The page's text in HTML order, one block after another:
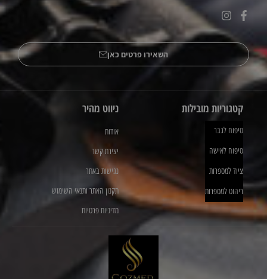
ניווט מהיר
אודות
יצירת קשר
נגישות באתר
תקנון האתר ותנאי השימוש
מדיניות פרטיות
קטגוריות מובילות
טיפוח לגבר
טיפוח לאישה
ציוד למספרות
ריהוט למספרות
השאירו פרטים כאן